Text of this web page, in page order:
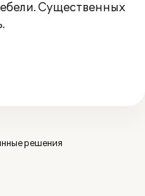
Существенных
решения